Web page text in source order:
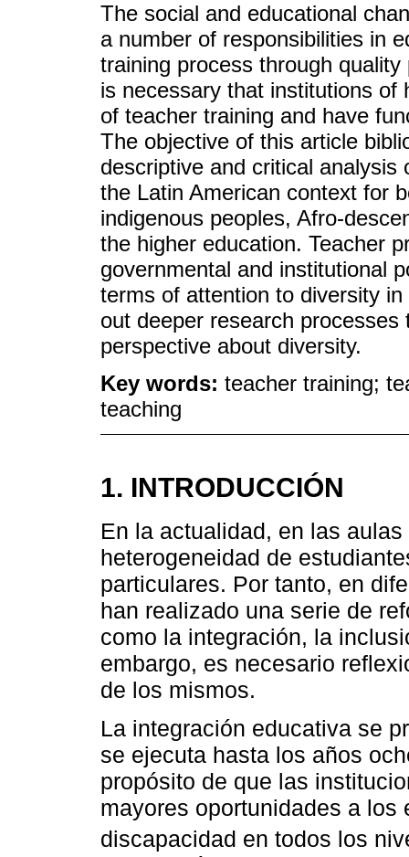
The social and educational
a number of responsibilities in
training process through
is necessary that institutions of
of teacher training and have
The objective of this article
descriptive and critical
the Latin American context for
indigenous peoples, Afro-
the higher education. Teacher
governmental and institutional
terms of attention to diversity
out deeper research
perspective about diversity.
Key words: teacher training;
teaching
1. INTRODUCCIÓN
En la actualidad, en las
heterogeneidad de
particulares. Por tanto, en
han realizado una serie de
como la integración, la
embargo, es necesario
de los mismos.
La integración educativa se
se ejecuta hasta los años
propósito de que las
mayores oportunidades a
discapacidad en todos los